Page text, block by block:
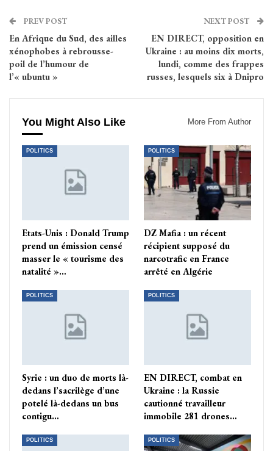
PREV POST
En Afrique du Sud, des ailles
xénophobes à rebrousse-
poil de l’humour de
l’« ubuntu »
NEXT POST
EN DIRECT, opposition en
Ukraine : au moins dix morts,
lundi, comme des frappes
russes, lesquels six à Dnipro
You Might Also Like More From Author
POLITICS
Etats-Unis : Donald Trump
prend un émission censé
masser le « tourisme des
natalité »…
POLITICS
DZ Mafia : un récent
récipient supposé du
narcotrafic en France
arrêté en Algérie
POLITICS
Syrie : un duo de morts là-
dedans l’sacrilège d’une
potelé là-dedans un bus
contigu…
POLITICS
EN DIRECT, combat en
Ukraine : la Russie
cautionné travailleur
immobile 281 drones…
POLITICS POLITICS